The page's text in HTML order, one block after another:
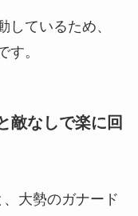
しているため、
す。
敵なしで楽に回
大勢のガナード